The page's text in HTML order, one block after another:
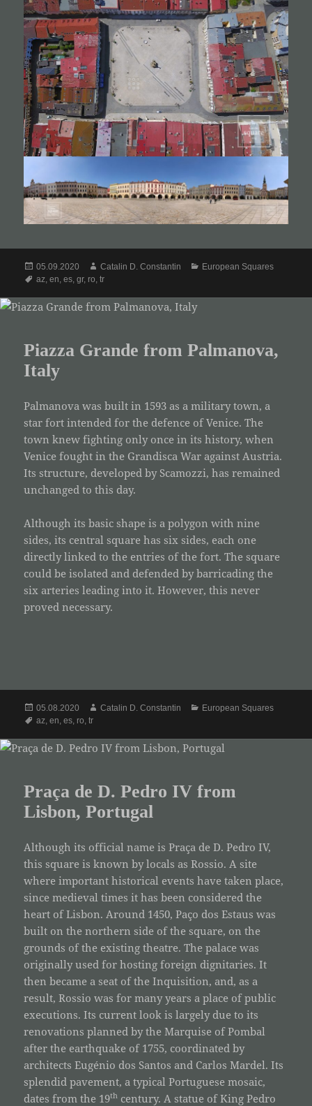
Posted
on
05.09.2020 Author
Catalin D. Constantin Categories
European Squares
Tags
az,en,es,gr, ro,tr
Piazza Grande from Palmanova,
Italy
Palmanova was built in 1593 as a military town, a
star fort intended for the defence of Venice. The
town knew fighting only once in its history, when
Venice fought in the Grandisca War against Austria.
Its structure, developed by Scamozzi, has remained
unchanged to this day.
Although its basic shape is a polygon with nine
sides, its central square has six sides, each one
directly linked to the entries of the fort. The square
could be isolated and defended by barricading the
six arteries leading into it. However, this never
proved necessary.
Posted
on
05.08.2020 Author
Catalin D. Constantin Categories
European Squares
Tags
az ,en ,es ro ,tr
Praça de D. Pedro IV from
Lisbon, Portugal
Although its official name is Praça de D. Pedro IV,
this square is known by locals as Rossio. A site
where important historical events have taken place,
since medieval times it has been considered the
heart of Lisbon. Around 1450, Paço dos Estaus was
built on the northern side of the square, on the
grounds of the existing theatre. The palace was
originally used for hosting foreign dignitaries. It
then became a seat of the Inquisition, and, as a
result, Rossio was for many years a place of public
executions. Its current look is largely due to its
renovations planned by the Marquise of Pombal
after the earthquake of 1755, coordinated by
architects Eugénio dos Santos and Carlos Mardel. Its
splendid pavement, a typical Portuguese mosaic,
dates from the 19th century. A statue of King Pedro